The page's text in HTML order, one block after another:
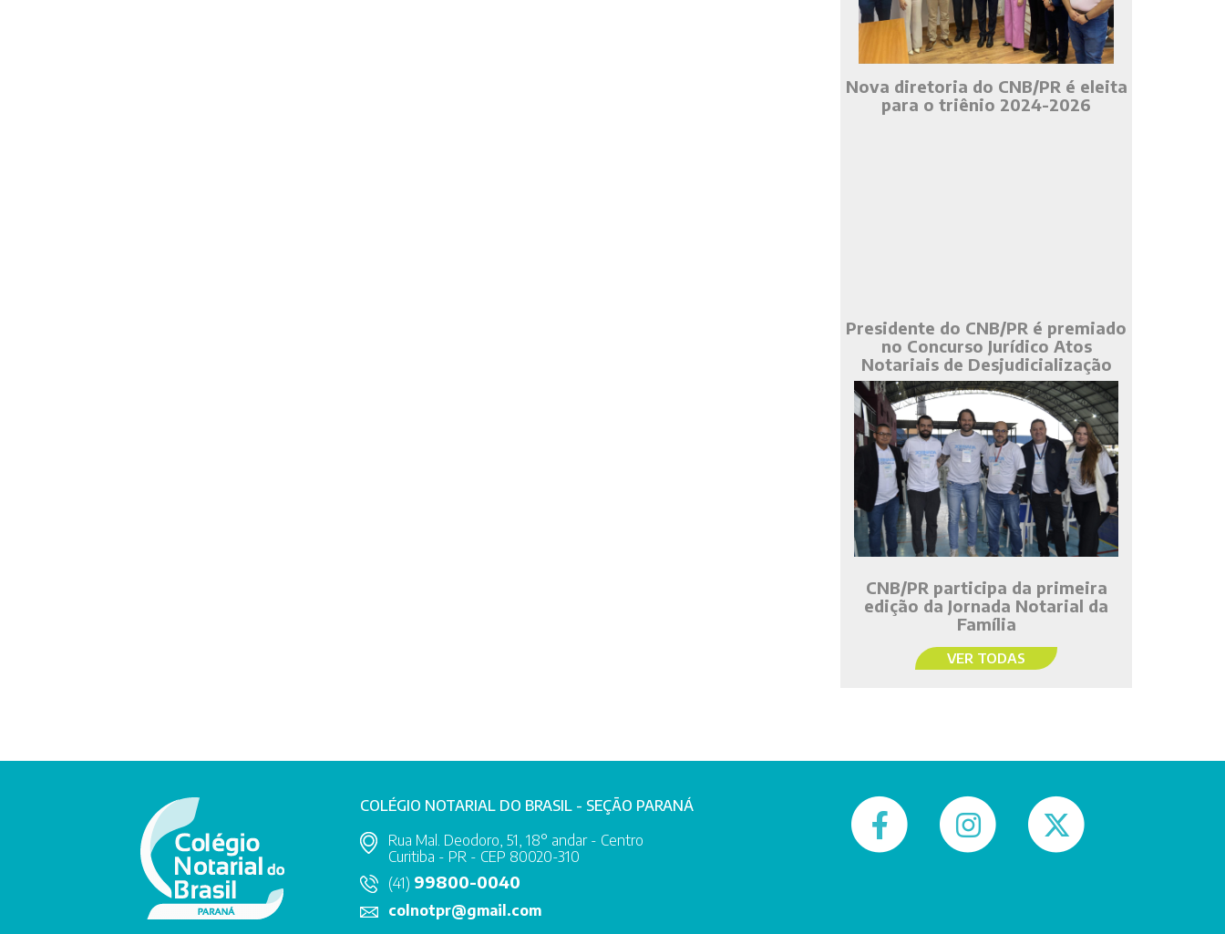
Nova diretoria do CNB/PR é eleita
para o triênio 2024-2026
Presidente do CNB/PR é premiado
no Concurso Jurídico Atos
Notariais de Desjudicialização
CNB/PR participa da primeira
edição da Jornada Notarial da
Família
VER TODAS
COLÉGIO NOTARIAL DO BRASIL - SEÇÃO PARANÁ
Rua Mal. Deodoro, 51, 18° andar - Centro
Curitiba - PR - CEP 80020-310
(41) 99800-0040
colnotpr@gmail.com